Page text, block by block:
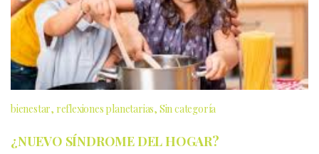
bienestar reflexiones planetarias Sin categoría
¿NUEVO SÍNDROME DEL HOGAR?